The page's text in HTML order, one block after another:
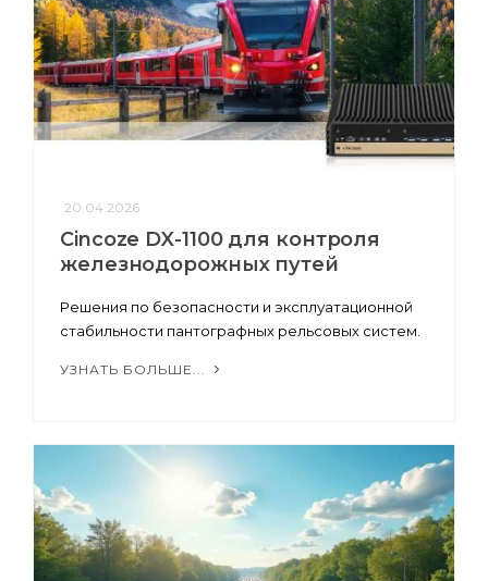
20.04.2026
Cincoze DX-1100 для контроля
железнодорожных путей
Решения по безопасности и эксплуатационной
стабильности пантографных рельсовых систем.
УЗНАТЬ БОЛЬШЕ...